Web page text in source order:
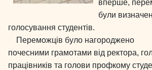
вперше,
були
голосування студентів.
Переможців було нагороджено
почесними грамотами від ректора,
працівників та голови профкому